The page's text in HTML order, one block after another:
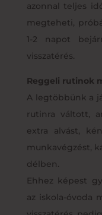
azonnal teljes
megteheti,
1-2 napot
visszatérés.
Reggeli rutinok
A legtöbbünk a
rutinra váltott,
extra alvást,
munkavégzést,
délben.
Ehhez képest
az iskola-óvoda